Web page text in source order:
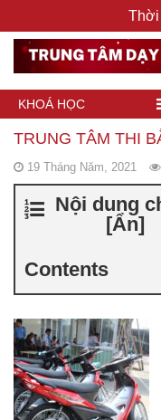
Thời
KHOÁ HỌC
TRUNG TÂM THI
19 Tháng Năm, 2021
Nội dung
[Ẩn]
Contents